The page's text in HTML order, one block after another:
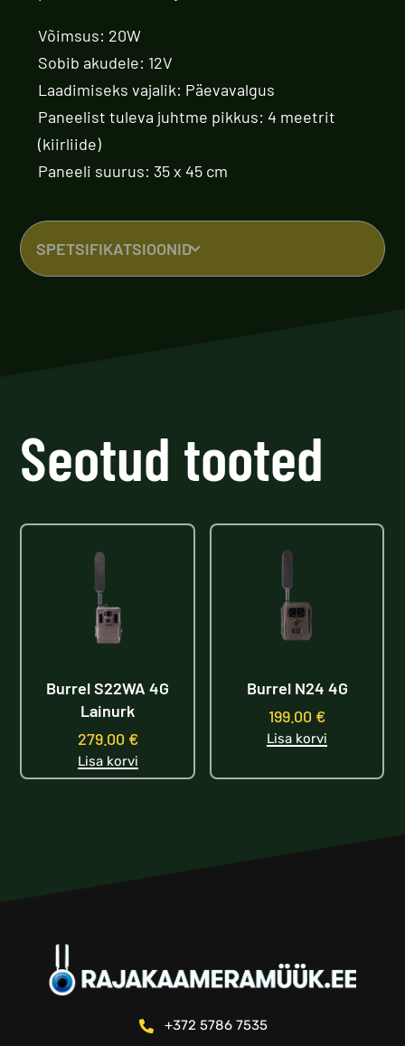
Võimsus: 20W
Sobib akudele: 12V
Laadimiseks vajalik: Päevavalgus
Paneelist tuleva juhtme pikkus: 4 meetrit
(kiirliide)
Paneeli suurus: 35 x 45 cm
SPETSIFIKATSIOONID
Seotud tooted
Burrel S22WA 4G
Lainurk
279.00 €
Lisa korvi
Burrel N24 4G
199.00 €
Lisa korvi
+372 5786 7535